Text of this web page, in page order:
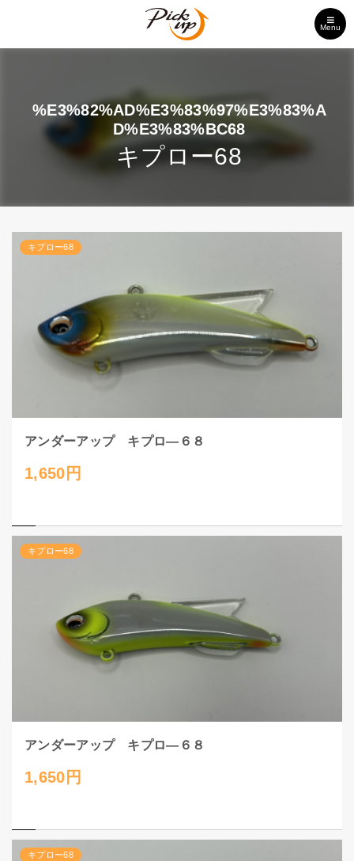
Menu
キプロー68
%E3%82%AD%E3%83%97%E3%83%A
D%E3%83%BC68
キプロー68
アンダーアップ キプロ―６８
1,650円
キプロー68
アンダーアップ キプロ―６８
1,650円
キプロー68